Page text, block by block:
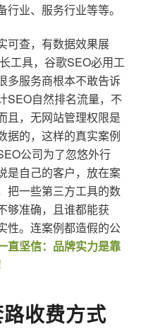
业、服务行业等等。
可查，有数据效果展
工具，谷歌SEO必用工
多服务商根本不敢告诉
SEO自然排名流量，不
且，无网站管理权限是
据的，这样的真实案例
公司为了忽悠外行
是自己的客户，放在案
把一些第三方工具的数
够准确，且谁都能获
性。连案例都造假的公
直坚信：品牌实力是靠
收费方式